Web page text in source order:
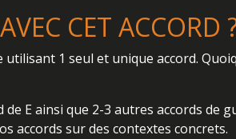
CET ACCORD
1 seul et unique accord.
E ainsi que 2-3 autres accords de
accords sur des contextes concrets.